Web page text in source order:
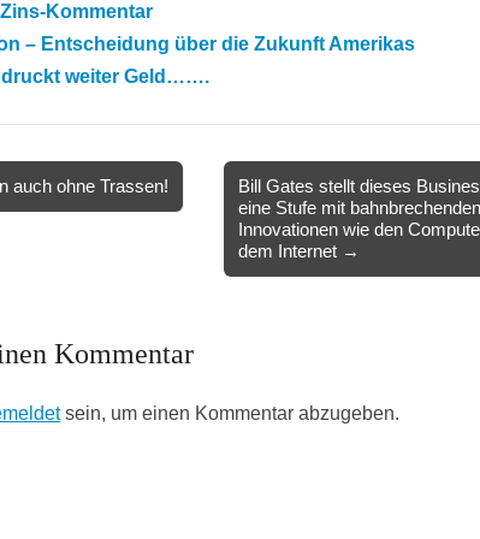
Kommentar
– Entscheidung über die Zukunft Amerikas
druckt weiter Geld…….
auch ohne Trassen!
Bill Gates stellt dieses
eine Stufe mit bahnbrechenden
Innovationen wie den
dem Internet →
Kommentar
sein, um einen Kommentar abzugeben.